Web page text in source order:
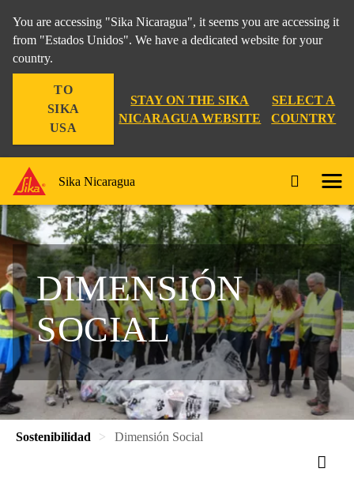
You are accessing "Sika Nicaragua", it seems you are accessing it
from "Estados Unidos". We have a dedicated website for your
country.
TO
SIKA
USA
STAY ON THE SIKA
NICARAGUA WEBSITE
SELECT A
COUNTRY
Sika Nicaragua
DIMENSIÓN
SOCIAL
Sostenibilidad Dimensión Social